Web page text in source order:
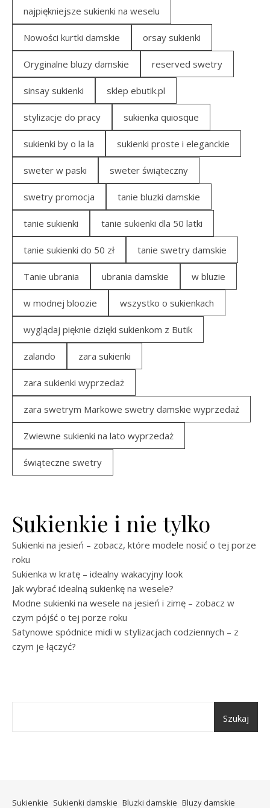
najpiękniejsze sukienki na weselu
Nowości kurtki damskie orsay sukienki
Oryginalne bluzy damskie reserved swetry
sinsay sukienki sklep ebutik.pl
stylizacje do pracy sukienka quiosque
sukienki by o la la sukienki proste i eleganckie
sweter w paski sweter świąteczny
swetry promocja tanie bluzki damskie
tanie sukienki tanie sukienki dla 50 latki
tanie sukienki do 50 zł tanie swetry damskie
Tanie ubrania ubrania damskie w bluzie
w modnej bloozie wszystko o sukienkach
wyglądaj pięknie dzięki sukienkom z Butik
zalando zara sukienki
zara sukienki wyprzedaż
zara swetrym Markowe swetry damskie wyprzedaż
Zwiewne sukienki na lato wyprzedaż
świąteczne swetry
Sukienkie i nie tylko
Sukienki na jesień – zobacz, które modele nosić o tej porze
roku
Sukienka w kratę – idealny wakacyjny look
Jak wybrać idealną sukienkę na wesele?
Modne sukienki na wesele na jesień i zimę – zobacz w
czym pójść o tej porze roku
Satynowe spódnice midi w stylizacjach codziennych – z
czym je łączyć?
Szukaj
Sukienkie Sukienki damskie Bluzki damskie Bluzy damskie